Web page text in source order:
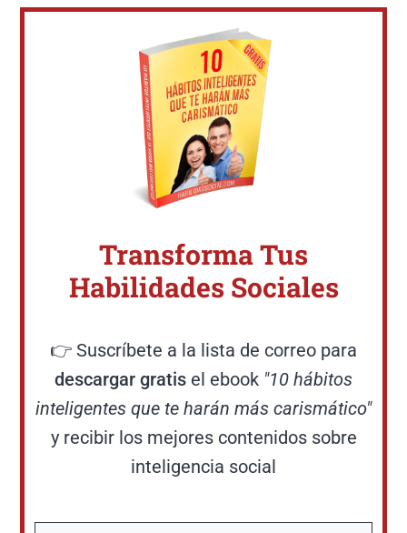
Transforma Tus
Habilidades Sociales
👉 Suscríbete a la lista de correo para
descargar gratis el ebook "10 hábitos
inteligentes que te harán más carismático"
y recibir los mejores contenidos sobre
inteligencia social